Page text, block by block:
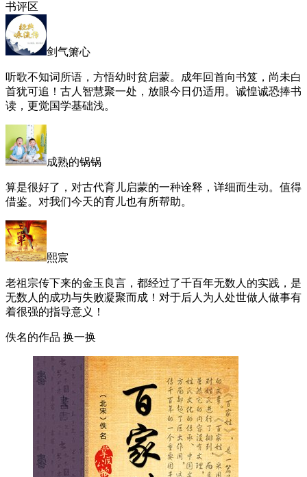
书评区
剑气箫心
听歌不知词所语，方悟幼时贫启蒙。成年回首向书笈，尚未白
首犹可追！古人智慧聚一处，放眼今日仍适用。诚惶诚恐捧书
读，更觉国学基础浅。
成熟的锅锅
算是很好了，对古代育儿启蒙的一种诠释，详细而生动。值得
借鉴。对我们今天的育儿也有所帮助。
熙宸
老祖宗传下来的金玉良言，都经过了千百年无数人的实践，是
无数人的成功与失败凝聚而成！对于后人为人处世做人做事有
着很强的指导意义！
佚名的作品 换一换